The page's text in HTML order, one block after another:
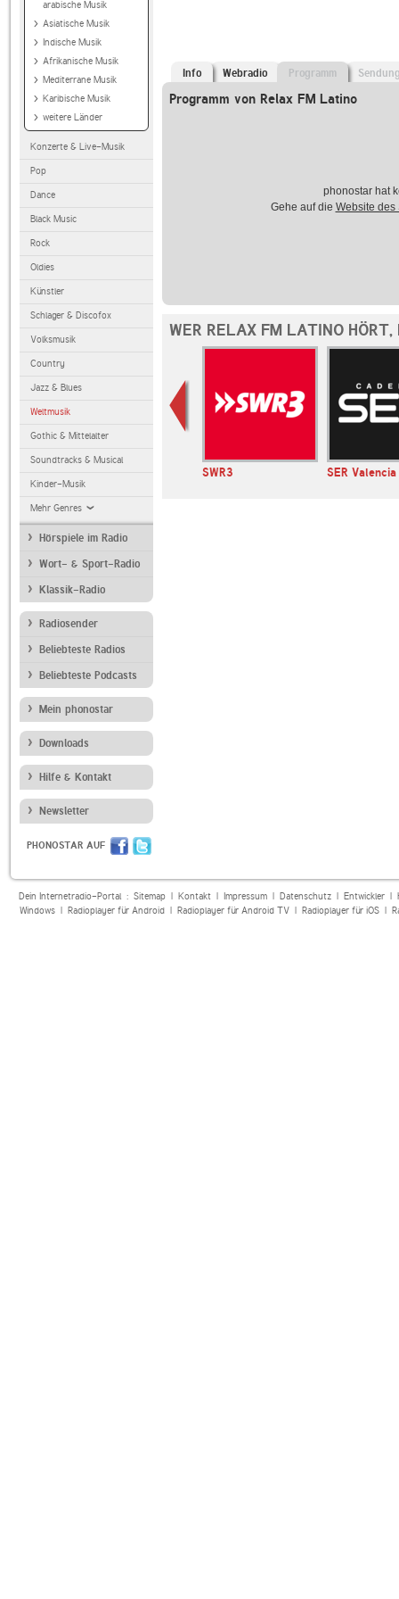
arabische Musik
Asiatische Musik
Indische Musik
Afrikanische Musik
Mediterrane Musik
Karibische Musik
weitere Länder
Konzerte & Live-Musik
Pop
Dance
Black Music
Rock
Oldies
Künstler
Schlager & Discofox
Volksmusik
Country
Jazz & Blues
Weltmusik
Gothic & Mittelalter
Soundtracks & Musical
Kinder-Musik
Mehr Genres
Hörspiele im Radio
Wort- & Sport-Radio
Klassik-Radio
Radiosender
Beliebteste Radios
Beliebteste Podcasts
Mein phonostar
Downloads
Hilfe & Kontakt
Newsletter
PHONOSTAR AUF
Info Webradio Programm
Programm von Relax FM Latino
phonostar hat
Gehe auf die Website des
WER RELAX FM LATINO HÖRT,
SWR3 SER Valencia
Dein Internetradio-Portal : Sitemap| Kontakt| Impressum| Datenschutz| Entwickler|
Windows| Radioplayer für Android| Radioplayer für Android TV| Radioplayer für iOS|